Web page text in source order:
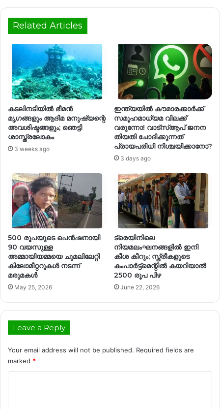
Related Articles
കടലിനടിയിൽ ഭീമൻ
മൃഗങ്ങളും ആദിമ മനുഷ്യന്റെ
അവശിഷ്ടങ്ങളും; ഞെട്ടി
ശാസ്ത്രലോകം
3 weeks ago
ഇന്ത്യയിൽ കൗമാരക്കാർക്ക്
സമൂഹമാധ്യമ വിലക്ക്
വരുന്നോ! വാട്സ്ആപ് ജനന
തിയതി ചോദിക്കുന്നത്
പ്രായപരിധി നിശ്ചയിക്കാനോ‍?
3 days ago
500 രൂപയുടെ പെൻഷനായി
90 വയസുള്ള
അമ്മായിയമ്മയെ ചുമലിലേറ്റി
കിലോമീറ്ററുകൾ നടന്ന്
മരുമകൾ
May 25, 2026
ട്രെയിനിലെ
നിയമലംഘനങ്ങളിൽ ഇനി
കീശ കീറും; സ്ത്രീകളുടെ
കംപാർട്ട്മെന്റിൽ കയറിയാൽ
2500 രൂപ പിഴ
June 22, 2026
Leave a Reply
Your email address will not be published. Required fields are
marked *